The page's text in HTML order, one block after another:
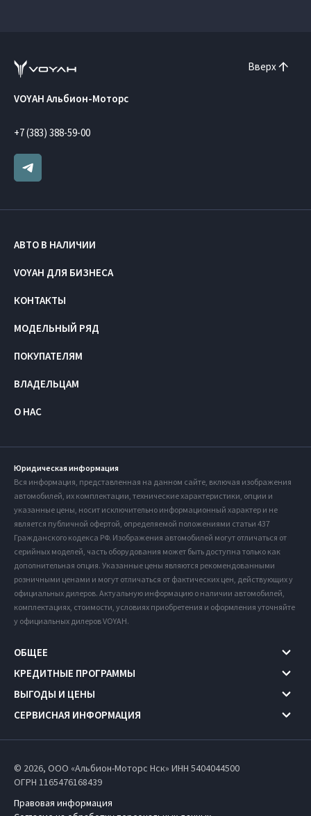
Вверх
VOYAH Альбион-Моторс
+7 (383) 388-59-00
АВТО В НАЛИЧИИ
VOYAH ДЛЯ БИЗНЕСА
КОНТАКТЫ
МОДЕЛЬНЫЙ РЯД
ПОКУПАТЕЛЯМ
ВЛАДЕЛЬЦАМ
О НАС
Юридическая информация
Вся информация, представленная на данном сайте, включая изображения
автомобилей, их комплектации, технические характеристики, опции и
указанные цены, носит исключительно информационный характер и не
является публичной офертой, определяемой положениями статьи 437
Гражданского кодекса РФ. Изображения автомобилей могут отличаться от
серийных моделей, часть оборудования может быть доступна только как
дополнительная опция. Указанные цены являются рекомендованными
розничными ценами и могут отличаться от фактических цен, действующих у
официальных дилеров. Актуальную информацию о наличии автомобилей,
комплектациях, стоимости, условиях приобретения и оформления уточняйте
у официальных дилеров VOYAH.
ОБЩЕЕ
КРЕДИТНЫЕ ПРОГРАММЫ
ВЫГОДЫ И ЦЕНЫ
СЕРВИСНАЯ ИНФОРМАЦИЯ
© 2026, ООО «Альбион-Моторс Нск» ИНН 5404044500
ОГРН 1165476168439
Правовая информация